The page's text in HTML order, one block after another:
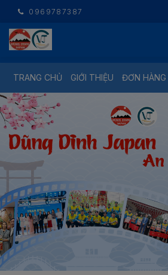
0969787387
TRANG CHỦ GIỚI THIỆU ĐƠN HÀNG